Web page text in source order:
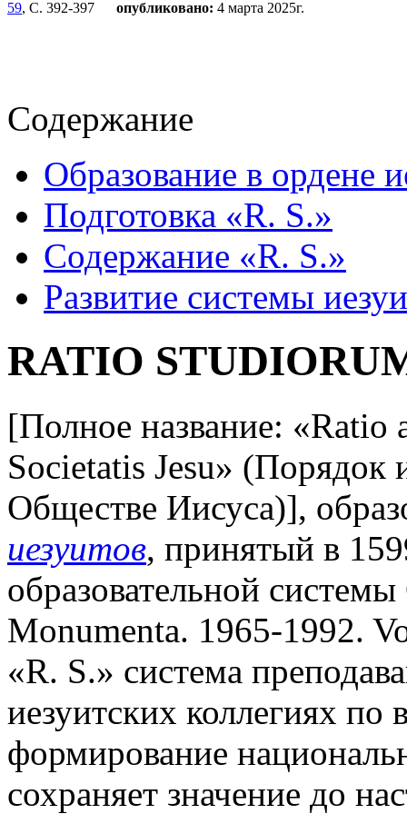
59, С. 392-397 опубликовано: 4 марта 2025г.
Содержание
Образование в ордене
Подготовка «R. S.»
Содержание «R. S.»
Развитие системы
RATIO
[Полное название:
Societatis Jesu» (Порядок
Обществе Иисуса)],
иезуитов, принятый в
образовательной
Monumenta. 1965-1992.
«R. S.» система
иезуитских коллегиях по
формирование
сохраняет значение до